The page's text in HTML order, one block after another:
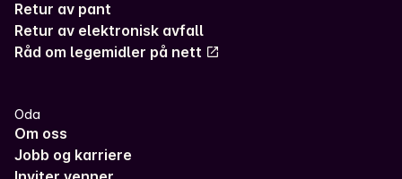
Retur av pant
Retur av elektronisk avfall
Råd om legemidler på nett
Oda
Om oss
Jobb og karriere